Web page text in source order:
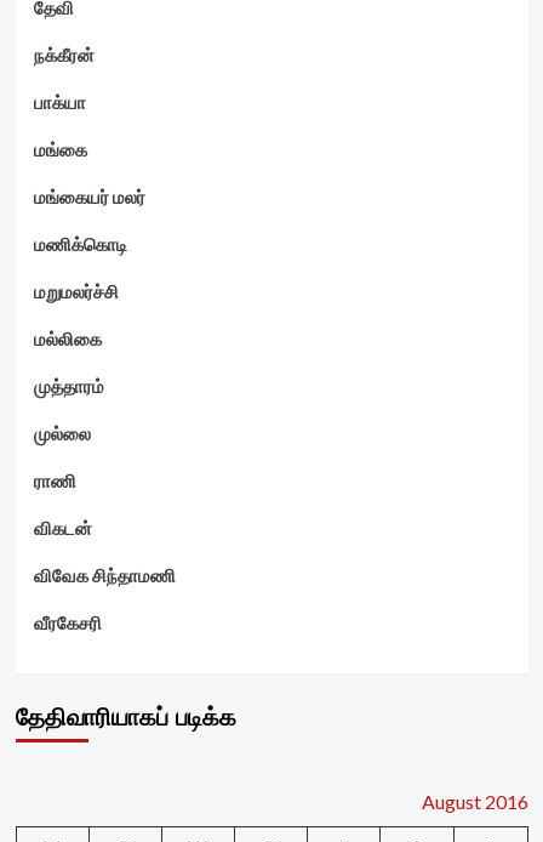
தேவி
நக்கீரன்
பாக்யா
மங்கை
மங்கையர் மலர்
மணிக்கொடி
மறுமலர்ச்சி
மல்லிகை
முத்தாரம்
முல்லை
ராணி
விகடன்
விவேக சிந்தாமணி
வீரகேசரி
தேதிவாரியாகப் படிக்க
August 2016